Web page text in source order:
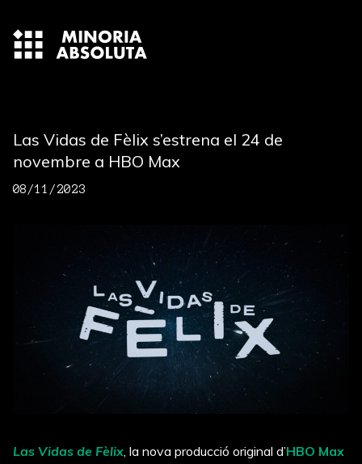
Las Vidas de Fèlix s’estrena el 24 de
novembre a HBO Max
08/11/2023
Las Vidas de Fèlix , la nova producció original d’HBO Max